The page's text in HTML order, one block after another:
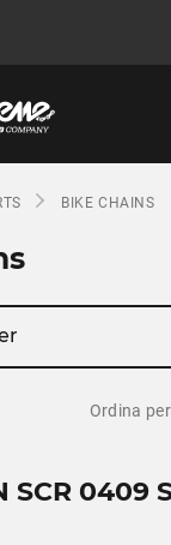
BIKE CHAINS
Ordina per
SCR 0409